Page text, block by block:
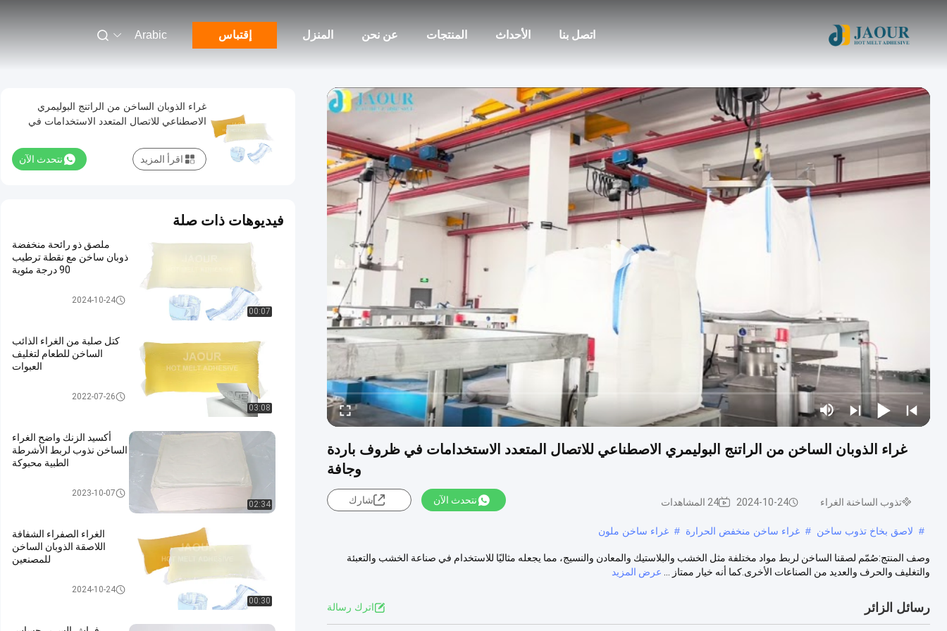
المنزل عن نحن المنتجات الأحداث اتصل بنا إقتباس Arabic
غراء الذوبان الساخن من الراتنج البوليمري الاصطناعي للاتصال المتعدد الاستخدامات في ظروف باردة
وجافة
تذوب الساخنة الغراء 2024-10-24 24 المشاهدات نتحدث الآن شارك
# لاصق بخاخ تذوب ساخن # غراء ساخن منخفض الحرارة # غراء ساخن ملون
وصف المنتج:صُمّم لصقنا الساخن لربط مواد مختلفة مثل الخشب والبلاستيك والمعادن والنسيج، مما يجعله مثاليًا للاستخدام في صناعة الخشب والتعبئة
والتغليف والحرف والعديد من الصناعات الأخرى.كما أنه خيار ممتاز ...
عرض المزيد
رسائل الزائر اترك رسالة
غراء الذوبان الساخن من الراتنج البوليمري
الاصطناعي للاتصال المتعدد الاستخدامات في
نتحدث الآن اقرأ المزيد
فيديوهات ذات صلة
00:07
ملصق ذو رائحة منخفضة
ذوبان ساخن مع نقطة ترطيب
90 درجة مئوية
تذوب الساخنة الغراء2024-10-24
03:08
كتل صلبة من الغراء الذائب
الساخن للطعام لتغليف
العبوات
تذوب الساخنة الغراء2022-07-26
02:34
أكسيد الزنك واضح الغراء
الساخن نذوب لربط الأشرطة
الطبية محبوكة
تذوب الساخنة الغراء2023-10-07
00:30
الغراء الصفراء الشفافة
اللاصقة الذوبان الساخن
للمصنعين
تذوب الساخنة الغراء2024-10-24